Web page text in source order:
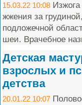
15.03.22 10:08
жжения за
подложечной
шеи. Врачебное
Детская
взрослых и
детства
20.01.22 10:07